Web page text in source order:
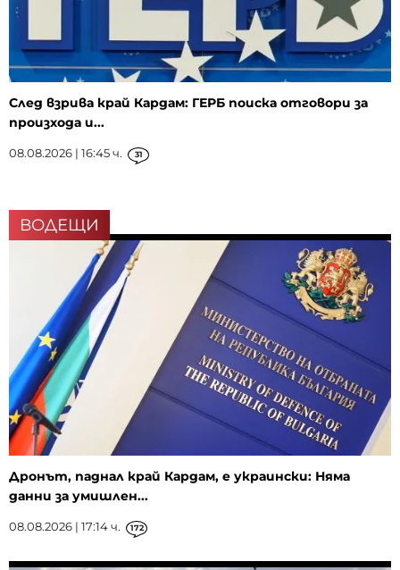
След взрива край Кардам: ГЕРБ поиска отговори за
произхода и...
08.08.2026 | 16:45 ч. 31
ВОДЕЩИ
Дронът, паднал край Кардам, е украински: Няма
данни за умишлен...
08.08.2026 | 17:14 ч. 172